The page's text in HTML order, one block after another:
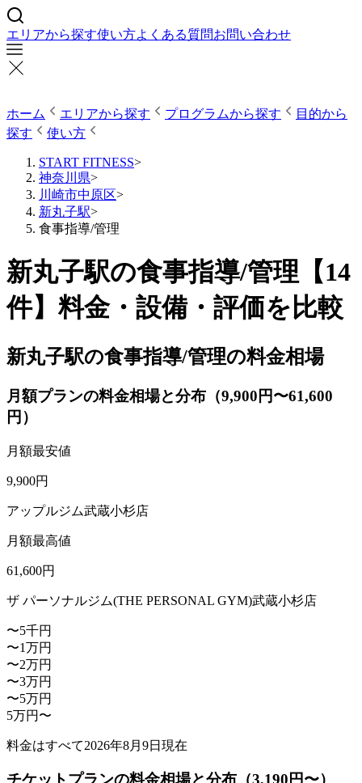
エリアから探す使い方よくある質問お問い合わせ
ホーム エリアから探す プログラムから探す
目的から
探す
使い方
START FITNESS>
神奈川県>
川崎市中原区>
新丸子駅>
食事指導/管理
新丸子駅の食事指導/管理【14
件】料金・設備・評価を比較
新丸子駅の食事指導/管理の料金相場
月額プランの料金相場と分布（9,900円〜61,600
円）
月額最安値
9,900円
アップルジム武蔵小杉店
月額最高値
61,600円
ザ パーソナルジム(THE PERSONAL GYM)武蔵小杉店
〜5千円
〜1万円
〜2万円
〜3万円
〜5万円
5万円〜
料金はすべて2026年8月9日 現在
チケットプランの料金相場と分布（3,190円〜）